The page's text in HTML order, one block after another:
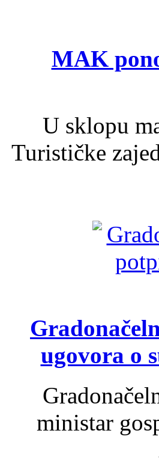
MAK
U sklopu
Turističke
ugovora o
ministar